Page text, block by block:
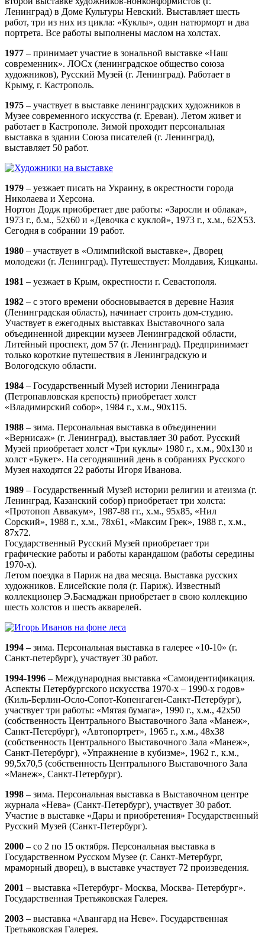
Ленинград) в Доме Культуры Невский. Выставляет шесть
работ, три из них из цикла: «Куклы», один натюрморт и два
портрета. Все работы выполнены маслом на холстах.
1977 – принимает участие в зональной выставке «Наш
современник». ЛОСх (ленинградское общество союза
художников), Русский Музей (г. Ленинград). Работает в
Крыму, г. Кастрополь.
1975 – участвует в выставке ленинградских художников в
Музее современного искусства (г. Ереван). Летом живет и
работает в Кастрополе. Зимой проходит персональная
выставка в здании Союза писателей (г. Ленинград),
выставляет 50 работ.
1979 – уезжает писать на Украину, в окрестности города
Николаева и Херсона.
Нортон Додж приобретает две работы: «Заросли и облака»,
1973 г., б.м., 52х60 и «Девочка с куклой», 1973 г., х.м., 62X53.
Сегодня в собрании 19 работ.
1980 – участвует в «Олимпийской выставке», Дворец
молодежи (г. Ленинград). Путешествует: Молдавия, Кицканы.
1981 – уезжает в Крым, окрестности г. Севастополя.
1982 – с этого времени обосновывается в деревне Назия
(Ленинградская область), начинает строить дом-студию.
Участвует в ежегодных выставках Выставочного зала
объединенной дирекции музеев Ленинградской области,
Литейный проспект, дом 57 (г. Ленинград). Предпринимает
только короткие путешествия в Ленинградскую и
Вологодскую области.
1984 – Государственный Музей истории Ленинграда
(Петропавловская крепость) приобретает холст
«Владимирский собор», 1984 г., х.м., 90х115.
1988 – зима. Персональная выставка в объединении
«Вернисаж» (г. Ленинград), выставляет 30 работ. Русский
Музей приобретает холст «Три куклы» 1980 г., х.м., 90х130 и
холст «Букет». На сегодняшний день в собраниях Русского
Музея находятся 22 работы Игоря Иванова.
1989 – Государственный Музей истории религии и атеизма (г.
Ленинград, Казанский собор) приобретает три холста:
«Протопоп Аввакум», 1987-88 гг., х.м., 95х85, «Нил
Сорский», 1988 г., х.м., 78х61, «Максим Грек», 1988 г., х.м.,
87х72.
Государственный Русский Музей приобретает три
графические работы и работы карандашом (работы середины
1970-х).
Летом поездка в Париж на два месяца. Выставка русских
художников. Елисейские поля (г. Париж). Известный
коллекционер Э.Басмаджан приобретает в свою коллекцию
шесть холстов и шесть акварелей.
1994 – зима. Персональная выставка в галерее «10-10» (г.
Санкт-петербург), участвует 30 работ.
1994-1996 – Международная выставка «Самоидентификация.
Аспекты Петербургского искусства 1970-х – 1990-х годов»
(Киль-Берлин-Осло-Сопот-Копенгаген-Санкт-Петербург),
участвует три работы: «Мятая бумага», 1990 г., х.м., 42х50
(собственность Центрального Выставочного Зала «Манеж»,
Санкт-Петербург), «Автопортрет», 1965 г., х.м., 48х38
(собственность Центрального Выставочного Зала «Манеж»,
Санкт-Петербург), «Упражнение в кубизме», 1962 г., к.м.,
99,5х70,5 (собственность Центрального Выставочного Зала
«Манеж», Санкт-Петербург).
1998 – зима. Персональная выставка в Выставочном центре
журнала «Нева» (Санкт-Петербург), участвует 30 работ.
Участие в выставке «Дары и приобретения» Государственный
Русский Музей (Санкт-Петербург).
2000 – со 2 по 15 октября. Персональная выставка в
Государственном Русском Музее (г. Санкт-Метербург,
мраморный дворец), в выставке участвует 72 произведения.
2001 – выставка «Петербург- Москва, Москва- Петербург».
Государственная Третьяковская Галерея.
2003 – выставка «Авангард на Неве». Государственная
Третьяковская Галерея.